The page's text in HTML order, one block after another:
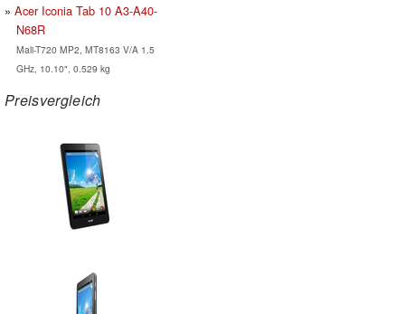
Acer Iconia Tab 10 A3-A40-
N68R
Mali-T720 MP2, MT8163 V/A 1.5
GHz, 10.10", 0.529 kg
Preisvergleich